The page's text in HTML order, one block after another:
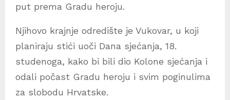
put prema Gradu heroju.
Njihovo krajnje odredište je Vukovar, u koji
planiraju stići uoči Dana sjećanja, 18.
studenoga, kako bi bili dio Kolone sjećanja i
odali počast Gradu heroju i svim poginulima
za slobodu Hrvatske.